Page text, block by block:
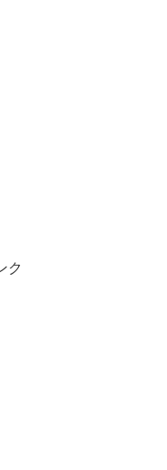
ク